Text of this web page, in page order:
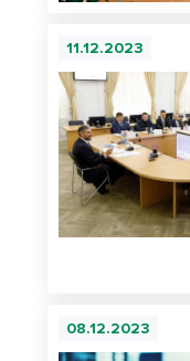
11.12.2023
08.12.2023